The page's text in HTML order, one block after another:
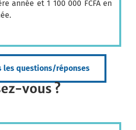
année et 1 100 000 FCFA en
les questions/réponses
vous ?